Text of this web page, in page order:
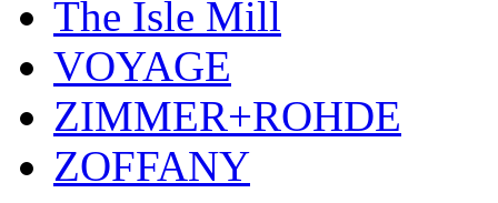
The Isle Mill
VOYAGE
ZIMMER+ROHDE
ZOFFANY